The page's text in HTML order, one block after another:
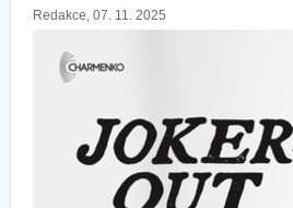
Redakce, 07. 11. 2025